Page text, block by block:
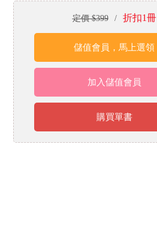
定價 $399 / 折扣1冊
儲值會員，馬上選領
加入儲值會員
購買單書